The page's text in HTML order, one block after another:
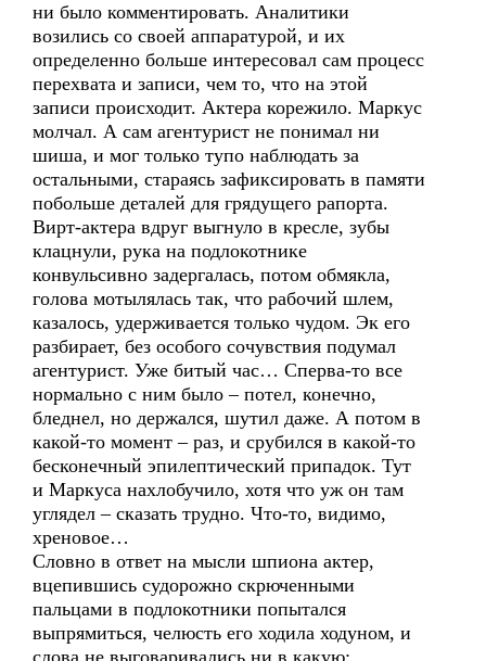
ни было комментировать. Аналитики
возились со своей аппаратурой, и их
определенно больше интересовал сам процесс
перехвата и записи, чем то, что на этой
записи происходит. Актера корежило. Маркус
молчал. А сам агентурист не понимал ни
шиша, и мог только тупо наблюдать за
остальными, стараясь зафиксировать в памяти
побольше деталей для грядущего рапорта.
Вирт-актера вдруг выгнуло в кресле, зубы
клацнули, рука на подлокотнике
конвульсивно задергалась, потом обмякла,
голова мотылялась так, что рабочий шлем,
казалось, удерживается только чудом. Эк его
разбирает, без особого сочувствия подумал
агентурист. Уже битый час… Сперва-то все
нормально с ним было – потел, конечно,
бледнел, но держался, шутил даже. А потом в
какой-то момент – раз, и срубился в какой-то
бесконечный эпилептический припадок. Тут
и Маркуса нахлобучило, хотя что уж он там
углядел – сказать трудно. Что-то, видимо,
хреновое…
Словно в ответ на мысли шпиона актер,
вцепившись судорожно скрюченными
пальцами в подлокотники попытался
выпрямиться, челюсть его ходила ходуном, и
слова не выговаривались ни в какую: